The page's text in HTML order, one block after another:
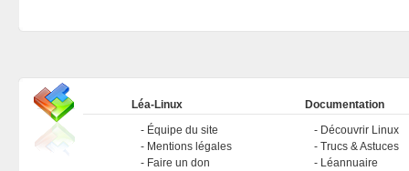
Léa-Linux
Équipe du site
Mentions légales
Faire un don
Documentation
Découvrir Linux
Trucs & Astuces
Léannuaire